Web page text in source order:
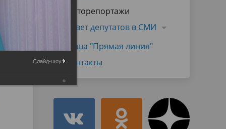
Муниципальная служба
имущественного характера
Информационные материалы
Фоторепортажи
Совет депутатов в СМИ
Наша "Прямая линия"
Контакты
Слайд-шоу: